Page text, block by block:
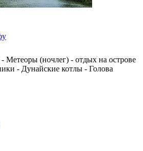
Метеоры (ночлег) - отдых на острове
- Дунайские котлы - Голова